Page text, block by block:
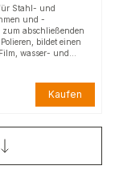
Stahl- und
und -
zum abschließenden
bildet einen
wasser- und…
Kaufen